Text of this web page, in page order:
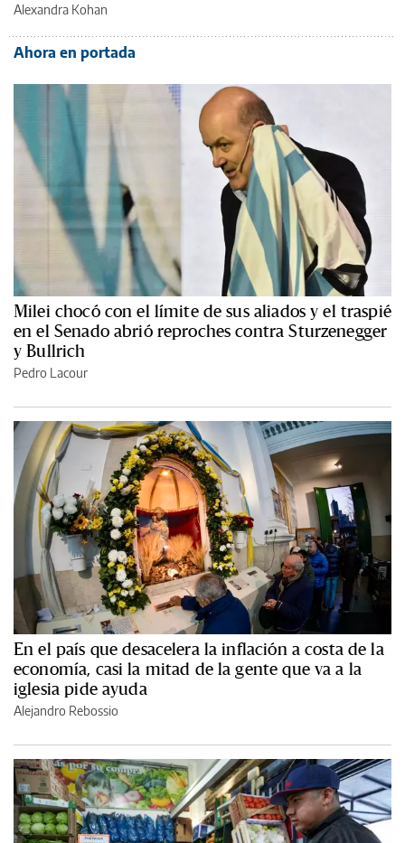
Alexandra Kohan
Ahora en portada
Milei chocó con el límite de sus aliados y el traspié
en el Senado abrió reproches contra Sturzenegger
y Bullrich
Pedro Lacour
En el país que desacelera la inflación a costa de la
economía, casi la mitad de la gente que va a la
iglesia pide ayuda
Alejandro Rebossio